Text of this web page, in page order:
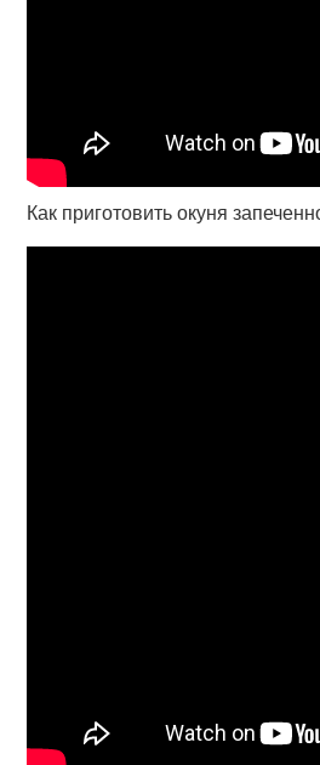
Как приготовить окуня